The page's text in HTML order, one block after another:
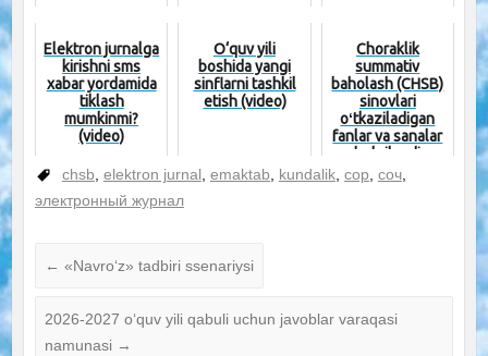
Elektron jurnalga
kirishni sms
xabar yordamida
tiklash
mumkinmi?
(video)
O‘quv yili
boshida yangi
sinflarni tashkil
etish (video)
Choraklik
summativ
baholash (CHSB)
sinovlari
oʻtkaziladigan
fanlar va sanalar
belgilandi
chsb elektron jurnal emaktab kundalik, сор соч,
электронный журнал
← «Navro‘z» tadbiri ssenariysi
2026-2027 o‘quv yili qabuli uchun javoblar varaqasi
namunasi →